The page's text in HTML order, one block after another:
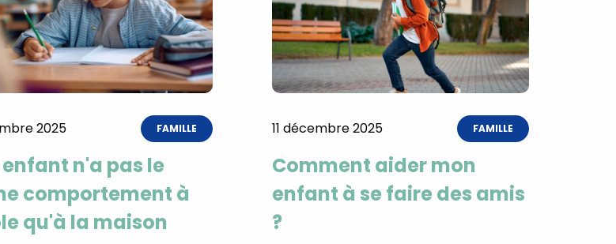
2025 FAMILLE
n'a pas le
comportement à
qu'à la maison
11 décembre 2025 FAMILLE
Comment aider mon
enfant à se faire des amis
?